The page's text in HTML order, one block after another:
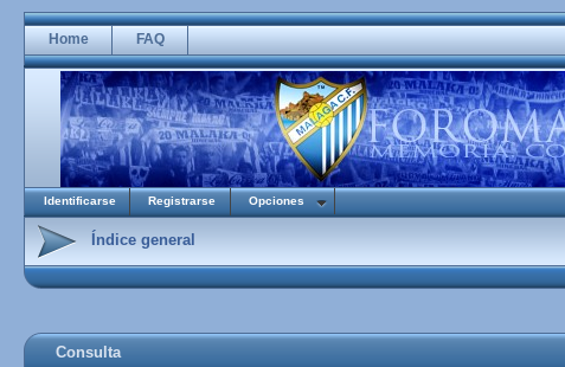
Home FAQ
Identificarse Registrarse Opciones
Índice general
Consulta